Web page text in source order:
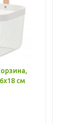
см